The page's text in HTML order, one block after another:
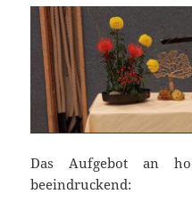
Das Aufgebot an
beeindruckend: